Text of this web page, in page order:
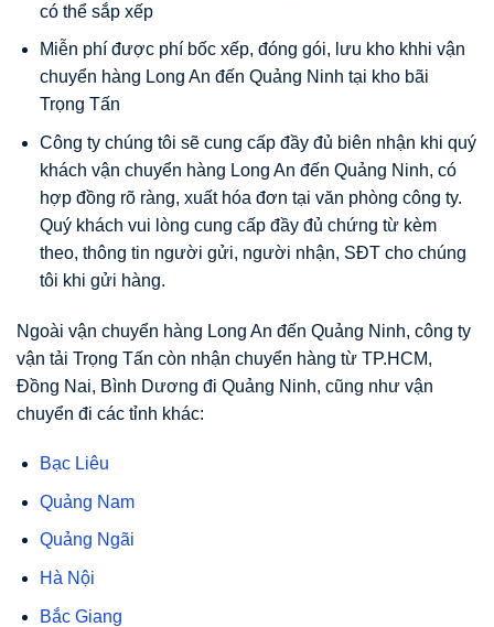
có thể sắp xếp
Miễn phí được phí bốc xếp, đóng gói, lưu kho khhi vận
chuyển hàng Long An đến Quảng Ninh tại kho bãi
Trọng Tấn
Công ty chúng tôi sẽ cung cấp đầy đủ biên nhận khi quý
khách vận chuyển hàng Long An đến Quảng Ninh, có
hợp đồng rõ ràng, xuất hóa đơn tại văn phòng công ty.
Quý khách vui lòng cung cấp đầy đủ chứng từ kèm
theo, thông tin người gửi, người nhận, SĐT cho chúng
tôi khi gửi hàng.
Ngoài vận chuyển hàng Long An đến Quảng Ninh, công ty
vận tải Trọng Tấn còn nhận chuyển hàng từ TP.HCM,
Đồng Nai, Bình Dương đi Quảng Ninh, cũng như vận
chuyển đi các tỉnh khác:
Bạc Liêu
Quảng Nam
Quảng Ngãi
Hà Nội
Bắc Giang